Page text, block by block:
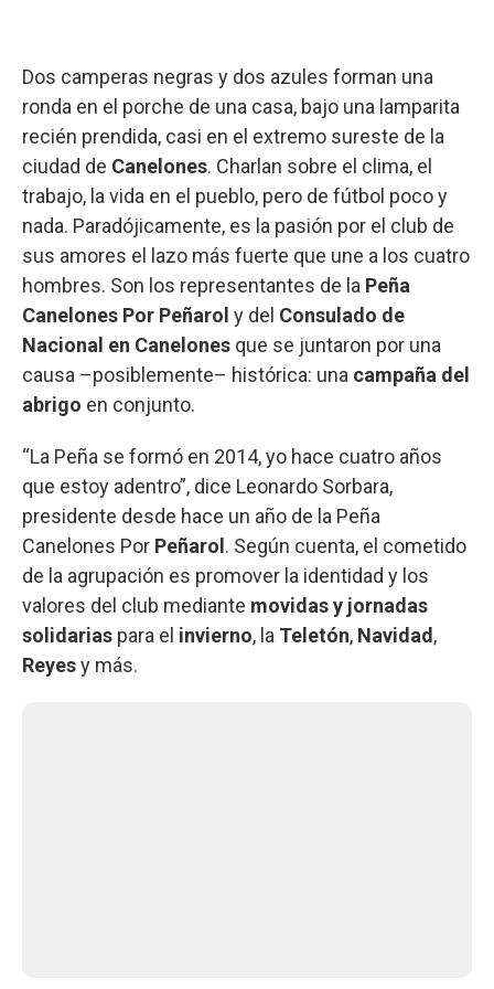
Dos camperas negras y dos azules forman una
ronda en el porche de una casa, bajo una lamparita
recién prendida, casi en el extremo sureste de la
ciudad de Canelones. Charlan sobre el clima, el
trabajo, la vida en el pueblo, pero de fútbol poco y
nada. Paradójicamente, es la pasión por el club de
sus amores el lazo más fuerte que une a los cuatro
hombres. Son los representantes de la Peña
Canelones Por Peñarol y del Consulado de
Nacional en Canelones que se juntaron por una
causa –posiblemente– histórica: una campaña del
abrigo en conjunto.
“La Peña se formó en 2014, yo hace cuatro años
que estoy adentro”, dice Leonardo Sorbara,
presidente desde hace un año de la Peña
Canelones Por Peñarol . Según cuenta, el cometido
de la agrupación es promover la identidad y los
valores del club mediante movidas y jornadas
solidarias para el invierno, la Teletón, Navidad ,
Reyesy más.